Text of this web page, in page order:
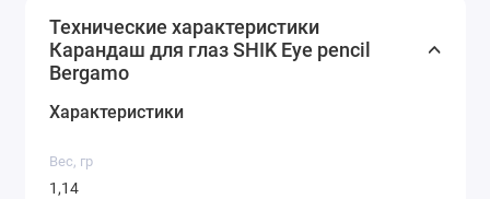
Витамин Е — антиоксидант, смягчает,
питает и увлажняет нежную кожу век.
Способ применения:
Результат: выразительный, глубокий и
Не тестируется на животных.
Технические характеристики
Карандаш для глаз SHIK Eye pencil
Bergamo
Характеристики
Вес, гр
1,14